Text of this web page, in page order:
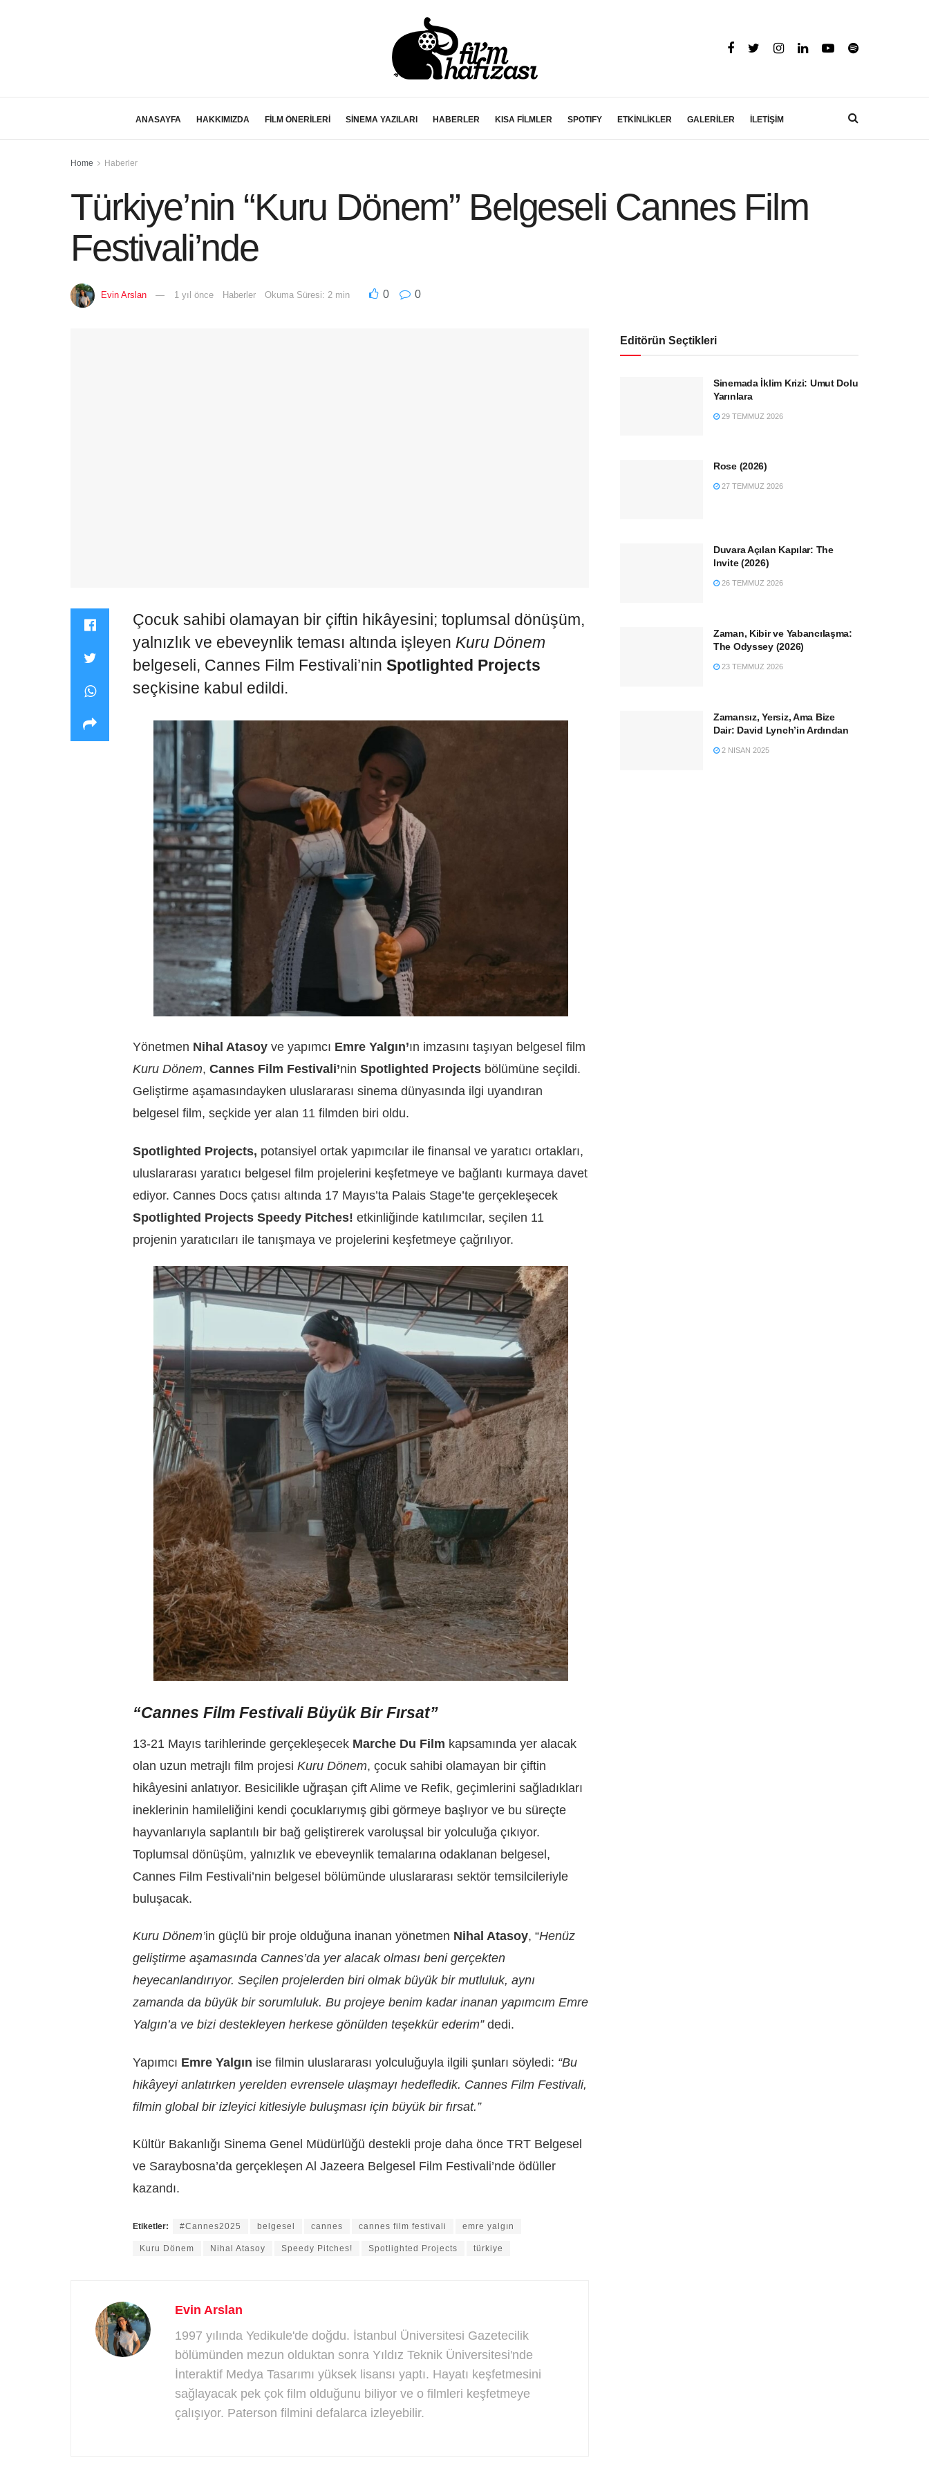
ANASAYFA HAKKIMIZDA FİLM ÖNERİLERİ SİNEMA YAZILARI HABERLER KISA FİLMLER SPOTIFY ETKİNLİKLER GALERİLER İLETİŞİM
Home Haberler
Türkiye’nin “Kuru Dönem” Belgeseli Cannes Film
Festivali’nde
Evin Arslan 1 yıl önce Haberler Okuma Süresi: 2 min 0 0
Çocuk sahibi olamayan bir çiftin hikâyesini; toplumsal dönüşüm,
yalnızlık ve ebeveynlik teması altında işleyen Kuru Dönem
belgeseli, Cannes Film Festivali’nin Spotlighted Projects
seçkisine kabul edildi.
Yönetmen Nihal Atasoy ve yapımcı Emre Yalgın’ın imzasını taşıyan belgesel film
Kuru Dönem, Cannes Film Festivali’nin Spotlighted Projects bölümüne seçildi.
Geliştirme aşamasındayken uluslararası sinema dünyasında ilgi uyandıran
belgesel film, seçkide yer alan 11 filmden biri oldu.
Spotlighted Projects, potansiyel ortak yapımcılar ile finansal ve yaratıcı ortakları,
uluslararası yaratıcı belgesel film projelerini keşfetmeye ve bağlantı kurmaya davet
ediyor. Cannes Docs çatısı altında 17 Mayıs’ta Palais Stage’te gerçekleşecek
Spotlighted Projects Speedy Pitches! etkinliğinde katılımcılar, seçilen 11
projenin yaratıcıları ile tanışmaya ve projelerini keşfetmeye çağrılıyor.
“Cannes Film Festivali Büyük Bir Fırsat”
13-21 Mayıs tarihlerinde gerçekleşecek Marche Du Film kapsamında yer alacak
olan uzun metrajlı film projesi Kuru Dönem, çocuk sahibi olamayan bir çiftin
hikâyesini anlatıyor. Besicilikle uğraşan çift Alime ve Refik, geçimlerini sağladıkları
ineklerinin hamileliğini kendi çocuklarıymış gibi görmeye başlıyor ve bu süreçte
hayvanlarıyla saplantılı bir bağ geliştirerek varoluşsal bir yolculuğa çıkıyor.
Toplumsal dönüşüm, yalnızlık ve ebeveynlik temalarına odaklanan belgesel,
Cannes Film Festivali’nin belgesel bölümünde uluslararası sektör temsilcileriyle
buluşacak.
Kuru Dönem’in güçlü bir proje olduğuna inanan yönetmen Nihal Atasoy, “Henüz
geliştirme aşamasında Cannes’da yer alacak olması beni gerçekten
heyecanlandırıyor. Seçilen projelerden biri olmak büyük bir mutluluk, aynı
zamanda da büyük bir sorumluluk. Bu projeye benim kadar inanan yapımcım Emre
Yalgın’a ve bizi destekleyen herkese gönülden teşekkür ederim” dedi.
Yapımcı Emre Yalgın ise filmin uluslararası yolculuğuyla ilgili şunları söyledi: “Bu
hikâyeyi anlatırken yerelden evrensele ulaşmayı hedefledik. Cannes Film Festivali,
filmin global bir izleyici kitlesiyle buluşması için büyük bir fırsat.”
Kültür Bakanlığı Sinema Genel Müdürlüğü destekli proje daha önce TRT Belgesel
ve Saraybosna’da gerçekleşen Al Jazeera Belgesel Film Festivali’nde ödüller
kazandı.
Etiketler: #Cannes2025 belgesel cannes cannes film festivali emre yalgın
Kuru Dönem Nihal Atasoy Speedy Pitches! Spotlighted Projects türkiye
Evin Arslan
1997 yılında Yedikule'de doğdu. İstanbul Üniversitesi Gazetecilik
bölümünden mezun olduktan sonra Yıldız Teknik Üniversitesi'nde
İnteraktif Medya Tasarımı yüksek lisansı yaptı. Hayatı keşfetmesini
sağlayacak pek çok film olduğunu biliyor ve o filmleri keşfetmeye
çalışıyor. Paterson filmini defalarca izleyebilir.
Editörün Seçtikleri
Sinemada İklim Krizi: Umut Dolu
Yarınlara
29 TEMMUZ 2026
Rose (2026)
27 TEMMUZ 2026
Duvara Açılan Kapılar: The
Invite (2026)
26 TEMMUZ 2026
Zaman, Kibir ve Yabancılaşma:
The Odyssey (2026)
23 TEMMUZ 2026
Zamansız, Yersiz, Ama Bize
Dair: David Lynch’in Ardından
2 NISAN 2025